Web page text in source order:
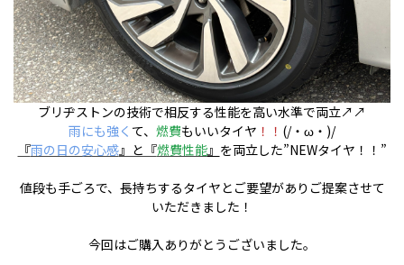
ブリヂストンの技術で相反する性能を高い水準で両立↗↗
雨にも強く て、 燃費もいいタイヤ ！！ (/・ω・)/
『雨の日の安心感』と『燃費性能』 を両立した”NEWタイヤ！！”
値段も手ごろで、長持ちするタイヤとご要望がありご提案させて
いただきました！
今回はご購入ありがとうございました。